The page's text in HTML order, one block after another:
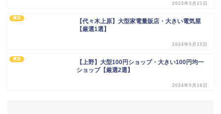
2023年3月21日
東京
【代々木上原】大型家電量販店・大きい電気屋
【厳選1選】
2024年9月15日
東京
【上野】大型100円ショップ・大きい100円均一
ショップ【厳選2選】
2024年9月16日